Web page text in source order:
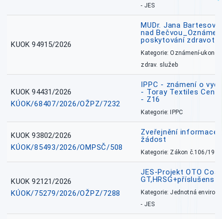
- JES
KUOK 94915/2026
MUDr. Jana
nad
poskytování
Kategorie: Oznámení-
zdrav. služeb
KUOK 94431/2026
KÚOK/68407/2026/OŽPZ/7232
IPPC - známení o
- Toray Textiles
- Z16
Kategorie: IPPC
KUOK 93802/2026
KÚOK/85493/2026/OMPSČ/508
Zveřejnění informace
žádost
Kategorie: Zákon č.106/1999
KUOK 92121/2026
KÚOK/75279/2026/OŽPZ/7288
JES-Projekt OTO
Kategorie: Jednotná
- JES